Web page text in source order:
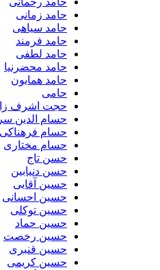
حامد زمانی
حامد سیاهی
حامد فرمند
حامد لطفی
حامد محضرنیا
حامد همایون
حجت اشرف زاده
حسام الدین سراج
حسام فرهناکی
حسام مختاری
حسن تاج
حسن دنیابین
حسین آقایی
حسین احسانی
حسین توکلی
حسین حماد
حسین رخصت
حسین قنبری
حسین کریمی